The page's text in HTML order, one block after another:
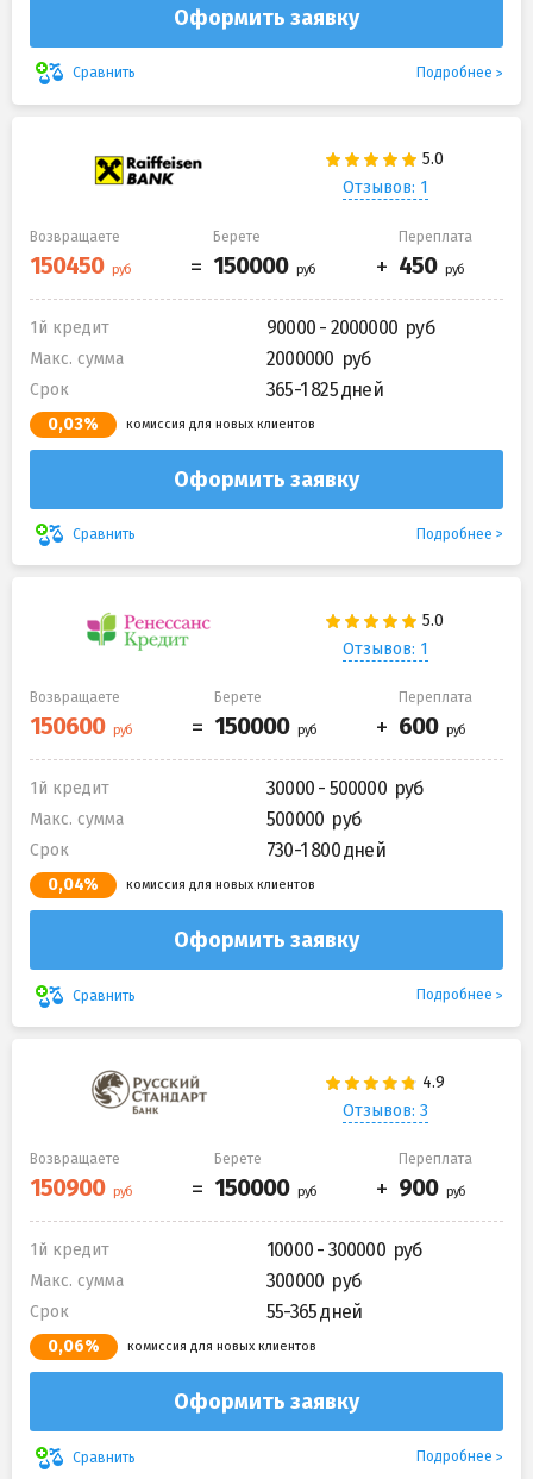
Оформить заявку
Сравнить Подробнее
Отзывов: 1
Возвращаете Берете Переплата
1й кредит 90000 - 2000000
Макс. сумма 2000000
Срок 365-1 825 дней
0,03% комиссия для новых клиентов
Оформить заявку
Сравнить Подробнее
Отзывов: 1
Возвращаете Берете Переплата
1й кредит 30000 - 500000
Макс. сумма 500000
Срок 730-1 800 дней
0,04% комиссия для новых клиентов
Оформить заявку
Сравнить Подробнее
Отзывов: 3
Возвращаете Берете Переплата
1й кредит 10000 - 300000
Макс. сумма 300000
Срок 55-365 дней
0,06% комиссия для новых клиентов
Оформить заявку
Сравнить Подробнее